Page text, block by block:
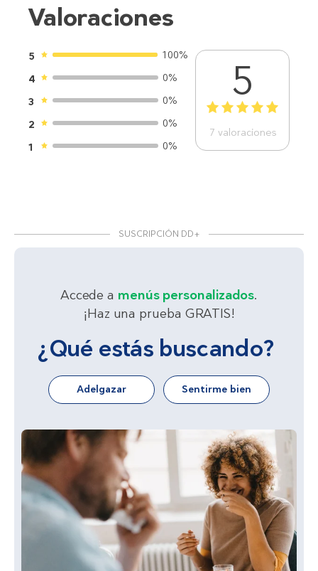
Valoraciones
5
100%
4
0%
3
0%
2
0%
1
0%
5
1 2 3 4 5
7 valoraciones
SUSCRIPCIÓN DD+
Accede a menús personalizados.
¡Haz una prueba GRATIS!
¿Qué estás buscando?
Adelgazar Sentirme bien